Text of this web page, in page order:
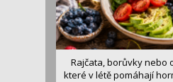
Rajčata, borůvky nebo
které v létě pomáhají